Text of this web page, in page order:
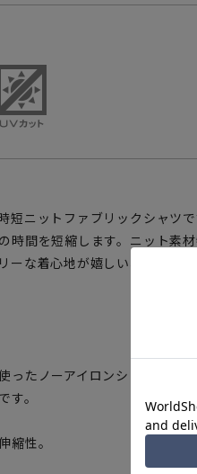
短ニットファブリックシャツ
時間を短縮します。ニット素
な着心地が嬉しい、オススメ
ったノーアイロンシャツ。進
す。
縮性。